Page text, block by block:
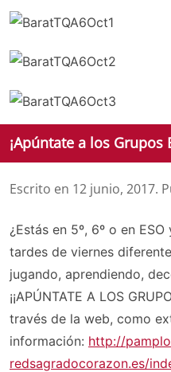
¡Apúntate a los Grupos
Escrito en 12 junio, 2017.
¿Estás en 5º, 6º o en
tardes de viernes
jugando, aprendiendo,
¡¡APÚNTATE A LOS
través de la web, como
información: http://
redsagradocorazon.es/